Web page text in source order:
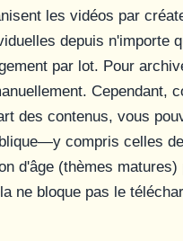
les vidéos par
depuis n'importe
par lot. Pour
Cependant,
des contenus, vous
compris celles
d'âge (thèmes
ne bloque pas le